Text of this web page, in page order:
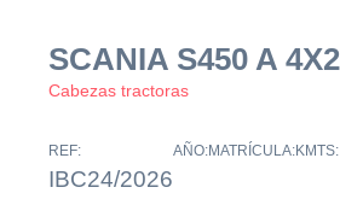
SCANIA S450 A
Cabezas tractoras
REF:
IBC24/2026
AÑO:MATRÍCULA:KMTS: